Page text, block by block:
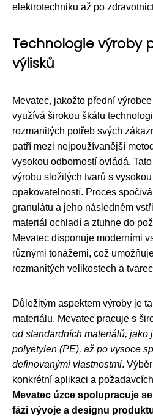
elektrotechniku až po
Technologie výroby
výlisků
Mevatec, jakožto přední
využívá širokou škálu
rozmanitých potřeb svých
patří mezi nejpoužívanější
vysokou odborností ovládá.
výrobu složitých tvarů s
opakovatelností. Proces
granulátu a jeho následném
materiál ochladí a ztuhne do
Mevatec disponuje moderními
různými tonážemi, což
rozmanitých velikostech a
Důležitým aspektem výroby je
materiálu. Mevatec pracuje s
od standardních materiálů, jako
polyetylen (PE), až po vysoce
definovanými vlastnostmi.
konkrétní aplikaci a
Mevatec úzce spolupracuje
fázi vývoje a designu